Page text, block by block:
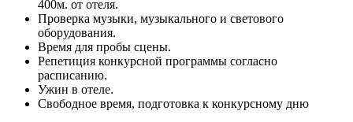
400м. от отеля.
Проверка музыки, музыкального и светового
оборудования.
Время для пробы сцены.
Репетиция конкурсной программы согласно
расписанию.
Ужин в отеле.
Свободное время, подготовка к конкурсному дню